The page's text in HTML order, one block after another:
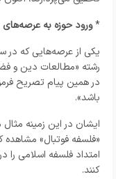
*ورود حوزه به
یکی از عرصه‌هایی که در
رشته «مطالعات دین و
در همین پیام تصریح
باشد».
ایشان در این زمینه مثال
«فلسفه فوتبال» مشاهده
امتداد فلسفه اسلامی را
کنند.